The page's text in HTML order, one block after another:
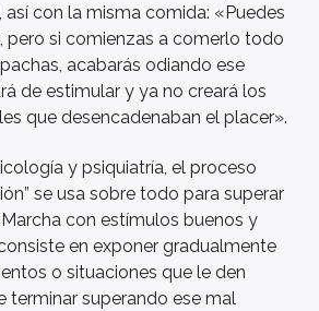
con la misma comida: «Puedes
pero si comienzas a comerlo todo
acabarás odiando ese
de estimular y ya no creará los
que desencadenaban el placer».
y psiquiatría, el proceso
se usa sobre todo para superar
con estímulos buenos y
en exponer gradualmente
o situaciones que le den
terminar superando ese mal